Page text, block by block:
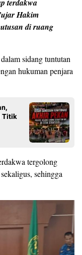
terdakwa
Hakim
di ruang
sidang tuntutan
hukuman penjara
Titik
tergolong
sehingga